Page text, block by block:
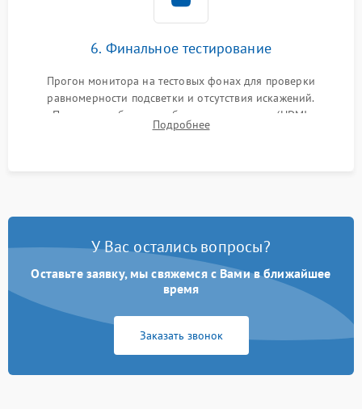
6. Финальное тестирование
Прогон монитора на тестовых фонах для проверки
равномерности подсветки и отсутствия искажений.
Проверка работоспособности всех портов (HDMI,
DisplayPort, VGA) и кнопок управления под нагрузкой в
Подробнее
У Вас остались вопросы?
Оставьте заявку, мы свяжемся с Вами в ближайшее
время
Заказать звонок